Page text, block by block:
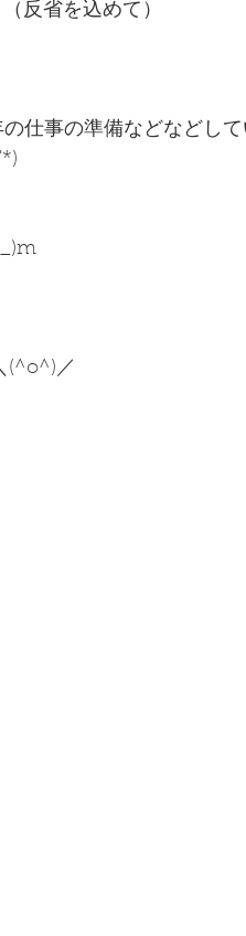
反省を込めて）
仕事の準備などなどして
(^o^)／